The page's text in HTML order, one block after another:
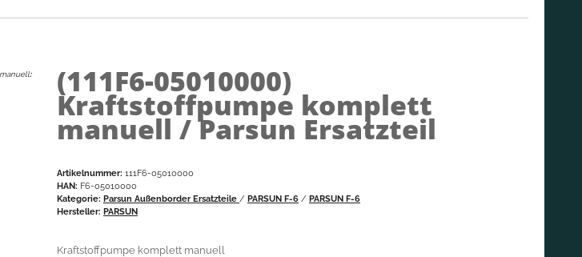
: (111F6-05010000)
Kraftstoffpumpe komplett
manuell / Parsun Ersatzteil
Artikelnummer: 111F6-05010000
HAN: F6-05010000
Kategorie: Parsun Außenborder Ersatzteile / PARSUN F-6 / PARSUN F-6
Hersteller: PARSUN
Kraftstoffpumpe komplett manuell